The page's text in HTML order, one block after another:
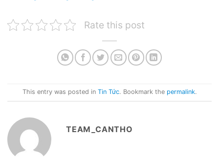
Rate this post
This entry was posted in Tin Tức. Bookmark the permalink.
TEAM_CANTHO